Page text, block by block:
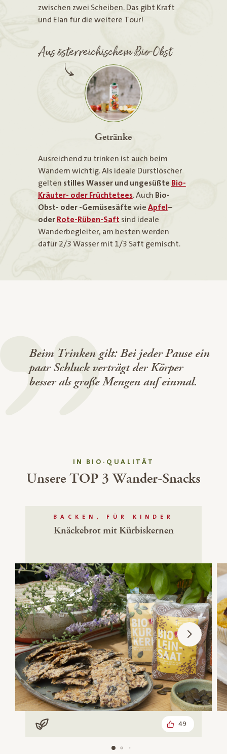
zwischen zwei Scheiben. Das gibt Kraft
und Elan für die weitere Tour!
Aus österreichischem Bio-Obst
Getränke
Ausreichend zu trinken ist auch beim
Wandern wichtig. Als ideale Durstlöscher
gelten stilles Wasser und ungesüßte Bio-
Kräuter- oder Früchtetees. Auch Bio-
Obst- oder -Gemüsesäfte wie Apfel–
oder Rote-Rüben-Saft sind ideale
Wanderbegleiter, am besten werden
dafür 2/3 Wasser mit 1/3 Saft gemischt.
Beim Trinken gilt: Bei jeder Pause ein
paar Schluck verträgt der Körper
besser als große Mengen auf einmal.
IN BIO-QUALITÄT
Unsere TOP 3 Wander-Snacks
BACKEN, FÜR KINDER
Knäckebrot mit Kürbiskernen
Vegan 49